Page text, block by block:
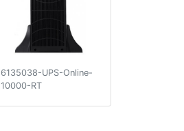
6135038-UPS-Online-
10000-RT